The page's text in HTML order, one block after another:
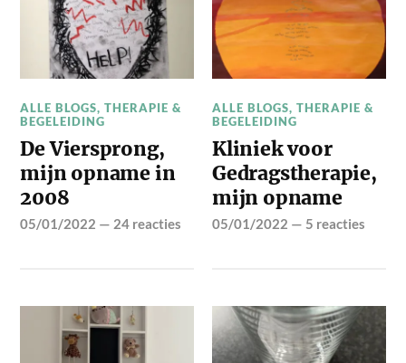
ALLE BLOGS,THERAPIE &
BEGELEIDING
De Viersprong,
mijn opname in
2008
05/01/2022 — 24 reacties
ALLE BLOGS,THERAPIE &
BEGELEIDING
Kliniek voor
Gedragstherapie,
mijn opname
05/01/2022 — 5 reacties